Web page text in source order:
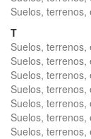
Suelos, terrenos,
T
Suelos,
Suelos, terrenos,
Suelos, terrenos,
Suelos,
Suelos, terrenos,
Suelos,
Suelos, terrenos,